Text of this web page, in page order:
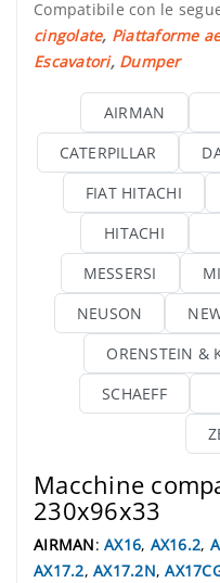
Compatibile con le
cingolate, Piattaforme
Escavatori, Dumper
AIRMAN
CATERPILLAR
FIAT HITACHI
HITACHI
MESSERSI
NEUSON
ORENSTEIN &
SCHAEFF
Macchine
230x96x33
AIRMAN: AX16, AX16.2,
AX17.2, AX17.2N,